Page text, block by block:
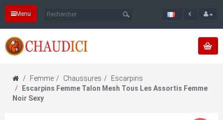
Menu €
Femme Chaussures
Escarpins
Escarpins Femme Talon Mesh Tous Les Assortis Femme
Noir Sexy